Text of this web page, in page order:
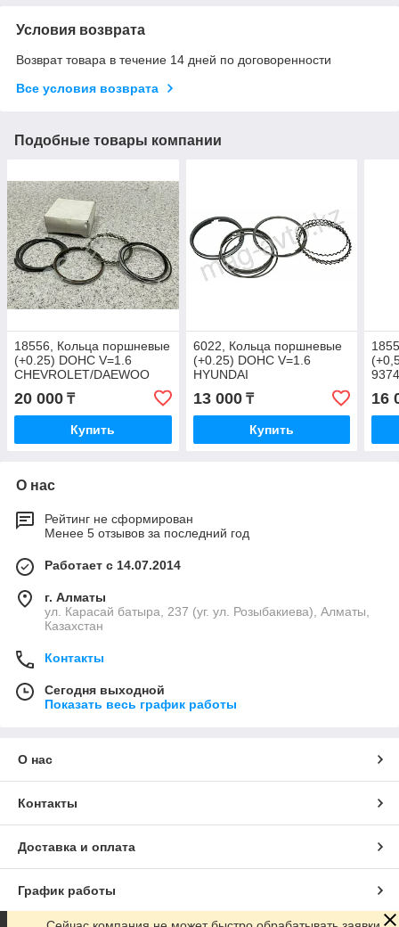
Условия возврата
Возврат товара в течение 14 дней по договоренности
Все условия возврата
Подобные товары компании
18556, Кольца поршневые
(+0.25) DOHC V=1.6
CHEVROLET/DAEWOO
20 000 ₸
Купить
6022, Кольца поршневые
(+0.25) DOHC V=1.6
HYUNDAI
13 000₸
Купить
16
О нас
Рейтинг не сформирован
Менее 5 отзывов за последний год
Работает с 14.07.2014
г. Алматы
ул. Карасай батыра, 237 (уг. ул. Розыбакиева), Алматы,
Казахстан
Контакты
Сегодня выходной
Показать весь график работы
О нас
Контакты
Доставка и оплата
График работы